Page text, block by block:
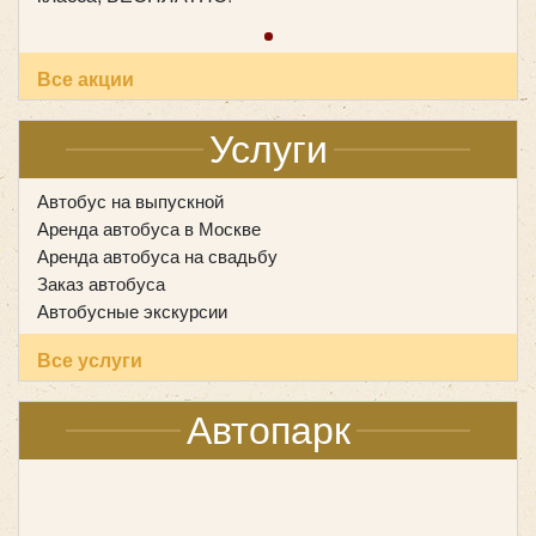
Все акции
Услуги
Автобус на выпускной
Аренда автобуса в Москве
Аренда автобуса на свадьбу
Заказ автобуса
Автобусные экскурсии
Все услуги
Автопарк
Цена от:2500 руб/час
HYUNDAI Universe Space Luxury 43 места